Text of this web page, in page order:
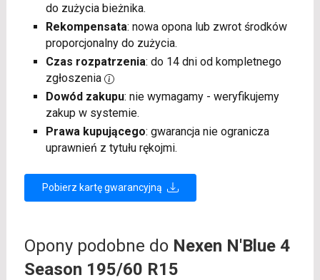
do zużycia bieżnika.
Rekompensata: nowa opona lub zwrot środków
proporcjonalny do zużycia.
Czas rozpatrzenia: do 14 dni od kompletnego
zgłoszenia
Dowód zakupu: nie wymagamy - weryfikujemy
zakup w systemie.
Prawa kupującego: gwarancja nie ogranicza
uprawnień z tytułu rękojmi.
Pobierz kartę gwarancyjną
Opony podobne do Nexen N'Blue 4
Season 195/60 R15